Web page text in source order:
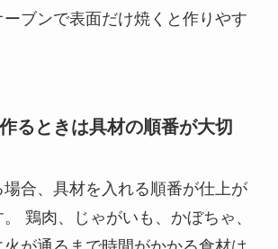
ーブンで表面だけ焼くと作りやす
るときは具材の順番が大切
合、具材を入れる順番が仕上が
鶏肉、じゃがいも、かぼちゃ、